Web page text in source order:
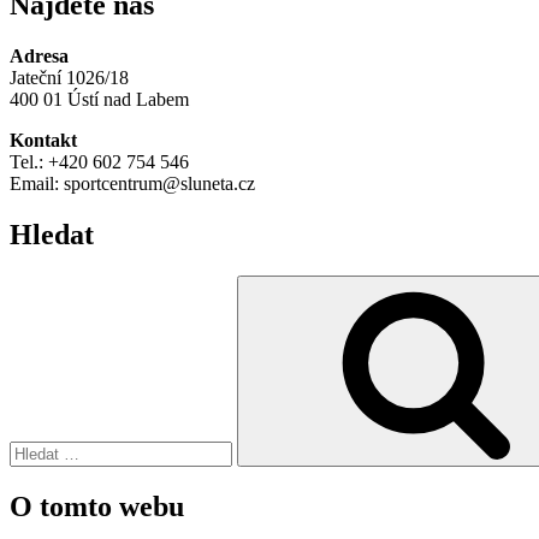
Adresa
Jateční 1026/18
400 01 Ústí nad Labem
Kontakt
Tel.: +420 602 754 546
Email: sportcentrum@sluneta.cz
Hledat
O tomto webu